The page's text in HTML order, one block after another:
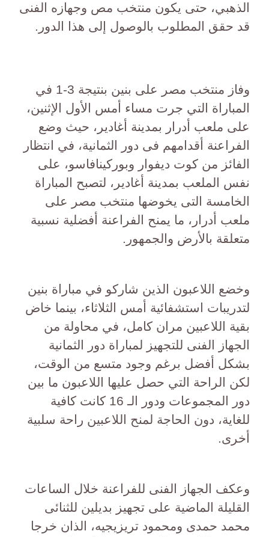
الذهبي، حتى يكون منتخب مص وجهازه الفنى
قد حقق المطلوب بالوصول إلى هذا الدور.
وفاز منتخب مصر على بنين بنتيجة 3-1 في
المباراة التي جرت مساء أمس الأول الإثنين،
على ملعب أدرار بمدينة أغادير، حيث وضع
الفراعنة أقدامهم فى دور الثمانية، في انتظار
الفائز من كوت ديفوار وبوركينافاسو، على
نفس الملعب بمدينة أغادير، لتصبح المباراة
الخامسة التى يخوضها منتخب مصر على
ملعب أدرار، ما يمنح الفراعنة أفضلية نسبية
متعلقة بالأرض والجمهور.
وخضع اللاعبون الذين شاركو في مباراة بنين
لتدريبات استشفائية أمس الثلاثاء، بينما خاض
بقية اللاعبين مران كامل، في محاولة من
الجهاز الفنى للتجهيز لمباراة دور الثمانية
بشكل أفضل برغم وجود متسع من الوقت،
لكن الراحة التي حصل عليها اللاعبون ما بين
دور المجموعات ودور الـ 16 كانت كافية
للغاية، دون الحاجة لمنح اللاعبين راحة سلبية
أخرى.
وعكف الجهاز الفنى للفراعنة خلال الساعات
القليلة الماضية على تجهيز بديلين للثنائى
محمد حمدى ومحمود تريزيجيه، الذان خرجا